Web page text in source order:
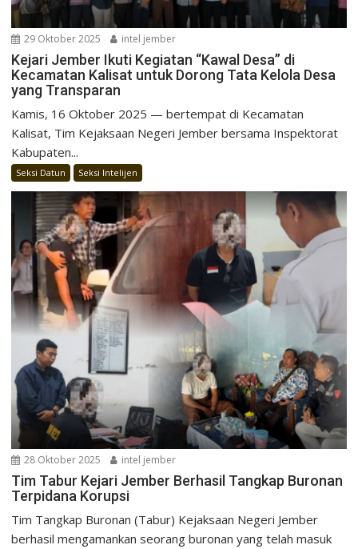
29 Oktober 2025 intel jember
Kejari Jember Ikuti Kegiatan “Kawal Desa” di
Kecamatan Kalisat untuk Dorong Tata Kelola Desa
yang Transparan
Kamis, 16 Oktober 2025 — bertempat di Kecamatan
Kalisat, Tim Kejaksaan Negeri Jember bersama Inspektorat
Kabupaten...
Seksi Datun Seksi Intelijen
28 Oktober 2025 intel jember
Tim Tabur Kejari Jember Berhasil Tangkap Buronan
Terpidana Korupsi
Tim Tangkap Buronan (Tabur) Kejaksaan Negeri Jember
berhasil mengamankan seorang buronan yang telah masuk